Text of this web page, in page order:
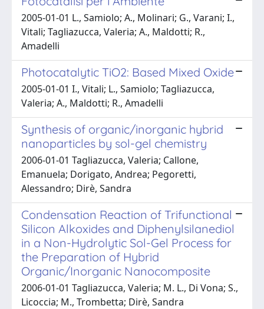
2005-01-01 L., Samiolo; A., Molinari; G., Varani; I.,
Vitali; Tagliazucca, Valeria; A., Maldotti; R.,
Amadelli
Photocatalytic TiO2: Based Mixed Oxide
2005-01-01 I., Vitali; L., Samiolo; Tagliazucca,
Valeria; A., Maldotti; R., Amadelli
Synthesis of organic/inorganic hybrid
nanoparticles by sol-gel chemistry
2006-01-01 Tagliazucca, Valeria; Callone,
Emanuela; Dorigato, Andrea; Pegoretti,
Alessandro; Dirè, Sandra
Condensation Reaction of Trifunctional
Silicon Alkoxides and Diphenylsilanediol
in a Non-Hydrolytic Sol-Gel Process for
the Preparation of Hybrid
Organic/Inorganic Nanocomposite
2006-01-01 Tagliazucca, Valeria; M. L., Di Vona; S.,
Licoccia; M., Trombetta; Dirè, Sandra